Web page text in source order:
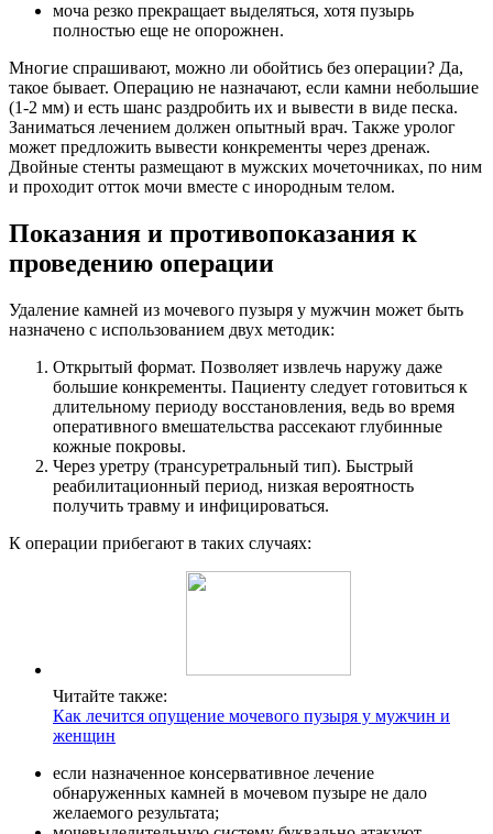
моча резко прекращает выделяться, хотя пузырь
полностью еще не опорожнен.
Многие спрашивают, можно ли обойтись без операции? Да,
такое бывает. Операцию не назначают, если камни небольшие
(1-2 мм) и есть шанс раздробить их и вывести в виде песка.
Заниматься лечением должен опытный врач. Также уролог
может предложить вывести конкременты через дренаж.
Двойные стенты размещают в мужских мочеточниках, по ним
и проходит отток мочи вместе с инородным телом.
Показания и противопоказания к
проведению операции
Удаление камней из мочевого пузыря у мужчин может быть
назначено с использованием двух методик:
Открытый формат. Позволяет извлечь наружу даже
большие конкременты. Пациенту следует готовиться к
длительному периоду восстановления, ведь во время
оперативного вмешательства рассекают глубинные
кожные покровы.
Через уретру (трансуретральный тип). Быстрый
реабилитационный период, низкая вероятность
получить травму и инфицироваться.
К операции прибегают в таких случаях:
Читайте также:
Как лечится опущение мочевого пузыря у мужчин и
женщин
если назначенное консервативное лечение
обнаруженных камней в мочевом пузыре не дало
желаемого результата;